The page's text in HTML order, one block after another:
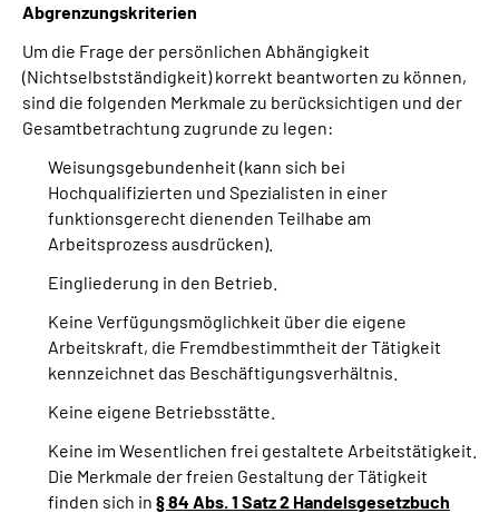
Abgrenzungskriterien
Um die Frage der persönlichen Abhängigkeit
(Nichtselbstständigkeit) korrekt beantworten zu können,
sind die folgenden Merkmale zu berücksichtigen und der
Gesamtbetrachtung zugrunde zu legen:
Weisungsgebundenheit (kann sich bei
Hochqualifizierten und Spezialisten in einer
funktionsgerecht dienenden Teilhabe am
Arbeitsprozess ausdrücken).
Eingliederung in den Betrieb.
Keine Verfügungsmöglichkeit über die eigene
Arbeitskraft, die Fremdbestimmtheit der Tätigkeit
kennzeichnet das Beschäftigungsverhältnis.
Keine eigene Betriebsstätte.
Keine im Wesentlichen frei gestaltete Arbeitstätigkeit.
Die Merkmale der freien Gestaltung der Tätigkeit
finden sich in § 84 Abs. 1 Satz 2 Handelsgesetzbuch